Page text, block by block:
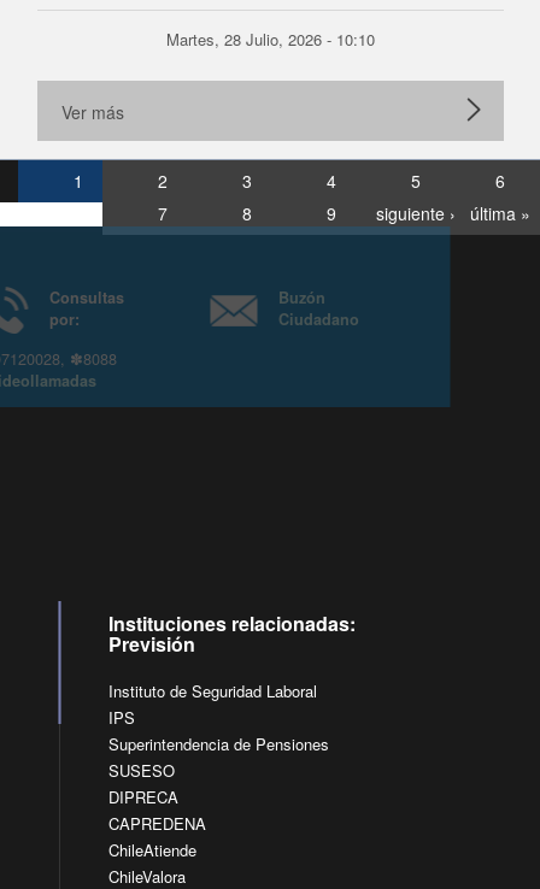
Martes, 28 Julio, 2026 - 10:10
Ver más
1 2 3 4 5
6
7
8 9 siguiente › última »
6007120028, ✽8088
yVideollamadas
Ciudadano
Instituciones relacionadas:
Previsión
Instituto de Seguridad Laboral
IPS
Superintendencia de Pensiones
SUSESO
DIPRECA
CAPREDENA
ChileAtiende
ChileValora